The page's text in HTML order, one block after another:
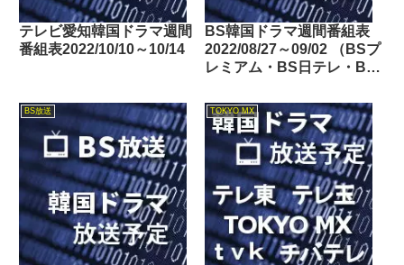
テレビ愛知韓国ドラマ週間
番組表2022/10/10～10/14
BS韓国ドラマ週間番組表
2022/08/27～09/02 （BSプ
レミアム・BS日テレ・BS
東・BSフジ）
BS放送 TOKYO MX